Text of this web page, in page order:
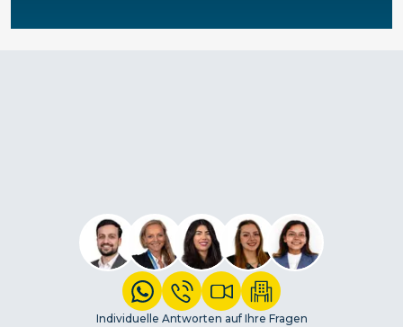
Individuelle Antworten auf Ihre Fragen